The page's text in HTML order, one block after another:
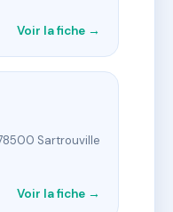
Voir la fiche →
Sartrouville
Voir la fiche →